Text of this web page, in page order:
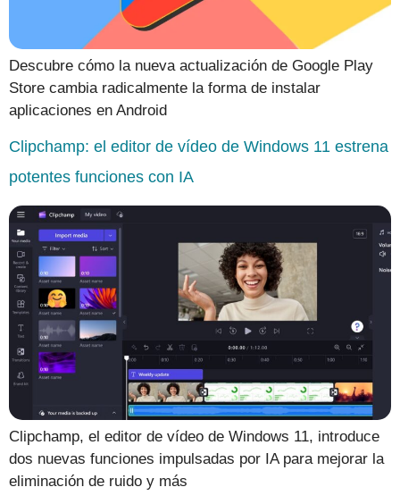
Descubre cómo la nueva actualización de Google Play
Store cambia radicalmente la forma de instalar
aplicaciones en Android
Clipchamp: el editor de vídeo de Windows 11 estrena
potentes funciones con IA
Clipchamp, el editor de vídeo de Windows 11, introduce
dos nuevas funciones impulsadas por IA para mejorar la
eliminación de ruido y más